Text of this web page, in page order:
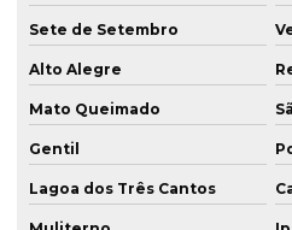
Sete de Setembro
Alto Alegre
Mato Queimado
Gentil
Lagoa dos Três Cantos